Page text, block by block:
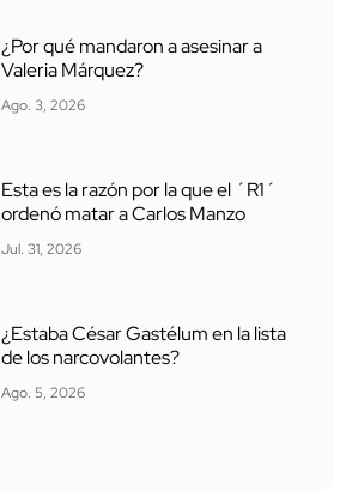
¿Por qué mandaron a asesinar a
Valeria Márquez?
Ago. 3, 2026
Esta es la razón por la que el ´R1´
ordenó matar a Carlos Manzo
Jul. 31, 2026
¿Estaba César Gastélum en la lista
de los narcovolantes?
Ago. 5, 2026